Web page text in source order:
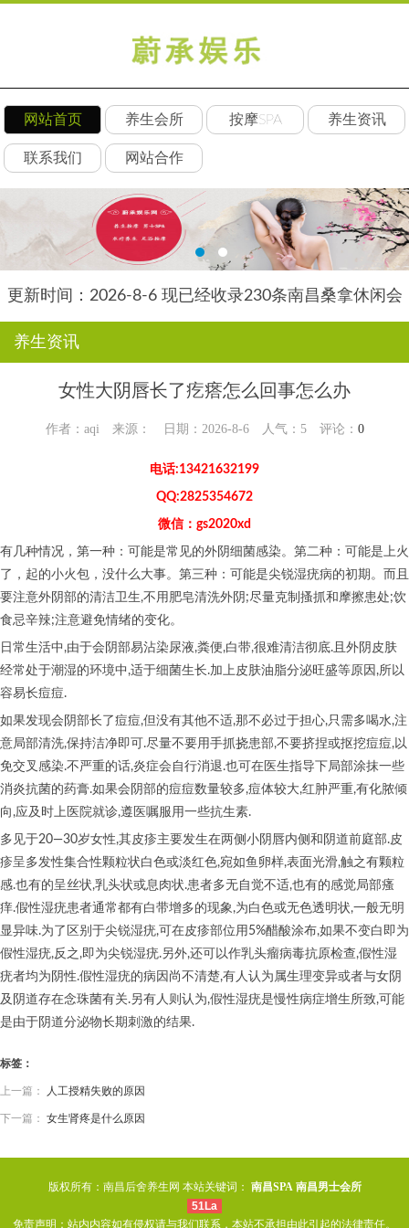
网站首页 养生会所 按摩SPA 养生资讯
联系我们 网站合作
更新时间：2026-8-6 现已经收录230条南昌桑拿休闲会
养生资讯
女性大阴唇长了疙瘩怎么回事怎么办
作者：aqi 来源： 日期：2026-8-6 人气： 5评论： 0
电话:13421632199
QQ:2825354672
微信：gs2020xd
有几种情况，第一种：可能是常见的外阴细菌感染。第二种：可能是上火
了，起的小火包，没什么大事。第三种：可能是尖锐湿疣病的初期。而且
要注意外阴部的清洁卫生,不用肥皂清洗外阴;尽量克制搔抓和摩擦患处;饮
食忌辛辣;注意避免情绪的变化。
日常生活中,由于会阴部易沾染尿液,粪便,白带,很难清洁彻底.且外阴皮肤
经常处于潮湿的环境中,适于细菌生长.加上皮肤油脂分泌旺盛等原因,所以
容易长痘痘.
如果发现会阴部长了痘痘,但没有其他不适,那不必过于担心,只需多喝水,注
意局部清洗,保持洁净即可.尽量不要用手抓挠患部,不要挤捏或抠挖痘痘,以
免交叉感染.不严重的话,炎症会自行消退.也可在医生指导下局部涂抹一些
消炎抗菌的药膏.如果会阴部的痘痘数量较多,痘体较大,红肿严重,有化脓倾
向,应及时上医院就诊,遵医嘱服用一些抗生素.
多见于20—30岁女性,其皮疹主要发生在两侧小阴唇内侧和阴道前庭部.皮
疹呈多发性集合性颗粒状白色或淡红色,宛如鱼卵样,表面光滑,触之有颗粒
感.也有的呈丝状,乳头状或息肉状.患者多无自觉不适,也有的感觉局部瘙
痒.假性湿疣患者通常都有白带增多的现象,为白色或无色透明状,一般无明
显异味.为了区别于尖锐湿疣,可在皮疹部位用5%醋酸涂布,如果不变白即为
假性湿疣,反之,即为尖锐湿疣.另外,还可以作乳头瘤病毒抗原检查,假性湿
疣者均为阴性.假性湿疣的病因尚不清楚,有人认为属生理变异或者与女阴
及阴道存在念珠菌有关.另有人则认为,假性湿疣是慢性病症增生所致,可能
是由于阴道分泌物长期刺激的结果.
标签：
上一篇： 人工授精失败的原因
下一篇： 女生肾疼是什么原因
版权所有：南昌后舍养生网 本站关键词： 南昌SPA 南昌男士会所
51La
免责声明：站内内容如有侵权请与我们联系，本站不承担由此引起的法律责任。